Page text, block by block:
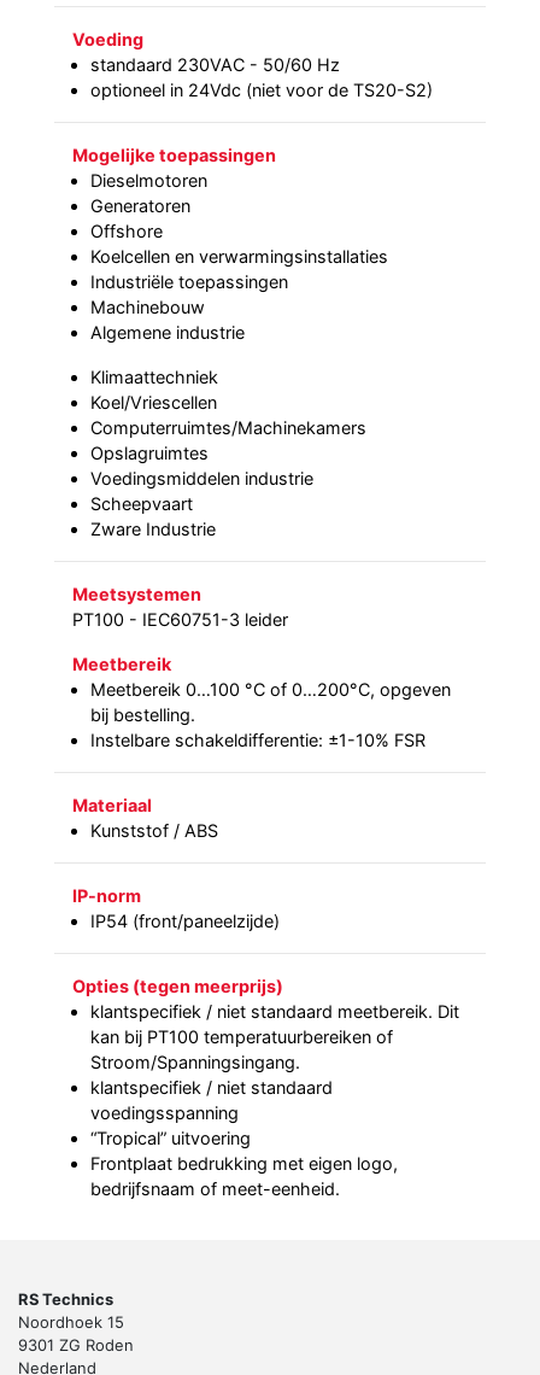
Voeding
standaard 230VAC - 50/60 Hz
optioneel in 24Vdc (niet voor de TS20-S2)
Mogelijke toepassingen
Dieselmotoren
Generatoren
Offshore
Koelcellen en verwarmingsinstallaties
Industriële toepassingen
Machinebouw
Algemene industrie
Klimaattechniek
Koel/Vriescellen
Computerruimtes/Machinekamers
Opslagruimtes
Voedingsmiddelen industrie
Scheepvaart
Zware Industrie
Meetsystemen
PT100 - IEC60751-3 leider
Meetbereik
Meetbereik 0…100 °C of 0…200°C, opgeven
bij bestelling.
Instelbare schakeldifferentie: ±1-10% FSR
Materiaal
Kunststof / ABS
IP-norm
IP54 (front/paneelzijde)
Opties (tegen meerprijs)
klantspecifiek / niet standaard meetbereik. Dit
kan bij PT100 temperatuurbereiken of
Stroom/Spanningsingang.
klantspecifiek / niet standaard
voedingsspanning
“Tropical” uitvoering
Frontplaat bedrukking met eigen logo,
bedrijfsnaam of meet-eenheid.
RS Technics
Noordhoek 15
9301 ZG Roden
Nederland